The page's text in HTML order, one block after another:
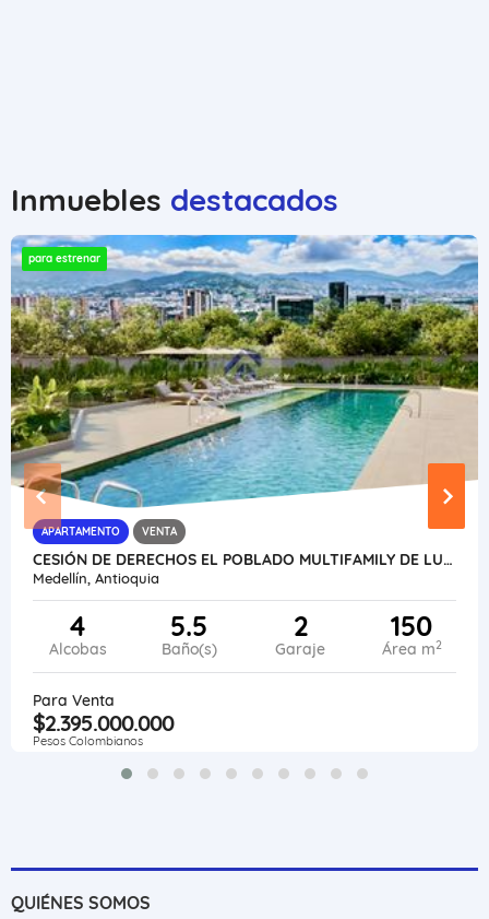
Inmuebles destacados
para estrenar
APARTAMENTO VENTA
CESIÓN DE DERECHOS EL POBLADO MULTIFAMILY DE LUJO ENTREGA 2026 INVEST
Medellín, Antioquia
4
Alcobas
5.5
Baño(s)
2
Garaje
150
Área m2
Para Venta
$2.395.000.000
Pesos Colombianos
QUIÉNES SOMOS